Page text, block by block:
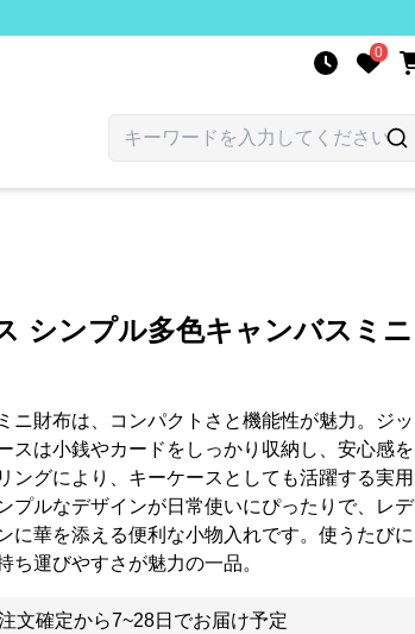
0
シンプル多色キャンバスミニ
ニ財布は、コンパクトさと機能性が魅力。ジッ
スは小銭やカードをしっかり収納し、安心感を
ングにより、キーケースとしても活躍する実用
プルなデザインが日常使いにぴったりで、レデ
に華を添える便利な小物入れです。使うたびに
ち運びやすさが魅力の一品。
文確定から7~28日でお届け予定